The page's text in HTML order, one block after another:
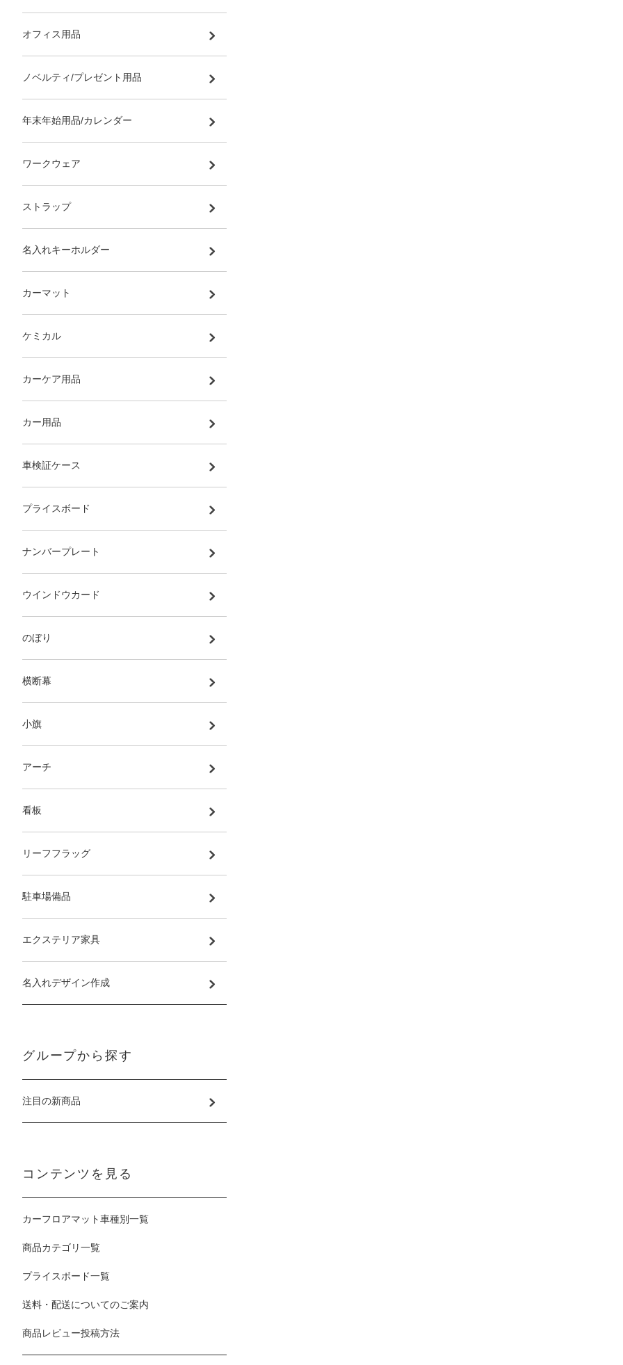
オフィス用品
ノベルティ/プレゼント用品
年末年始用品/カレンダー
ワークウェア
ストラップ
名入れキーホルダー
カーマット
ケミカル
カーケア用品
カー用品
車検証ケース
プライスボード
ナンバープレート
ウインドウカード
のぼり
横断幕
小旗
アーチ
看板
リーフフラッグ
駐車場備品
エクステリア家具
名入れデザイン作成
グループから探す
注目の新商品
コンテンツを見る
カーフロアマット車種別一覧
商品カテゴリ一覧
プライスボード一覧
送料・配送についてのご案内
商品レビュー投稿方法